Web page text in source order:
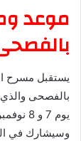
موعد
يستقبل مسرح
بالفصحى
يوم 7
وسيشارك في